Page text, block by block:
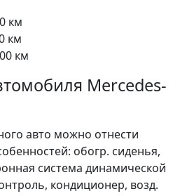
км
км
км
Mercedes-
авто можно отнести
обогр. сиденья,
система динамической
кондиционер, возд.